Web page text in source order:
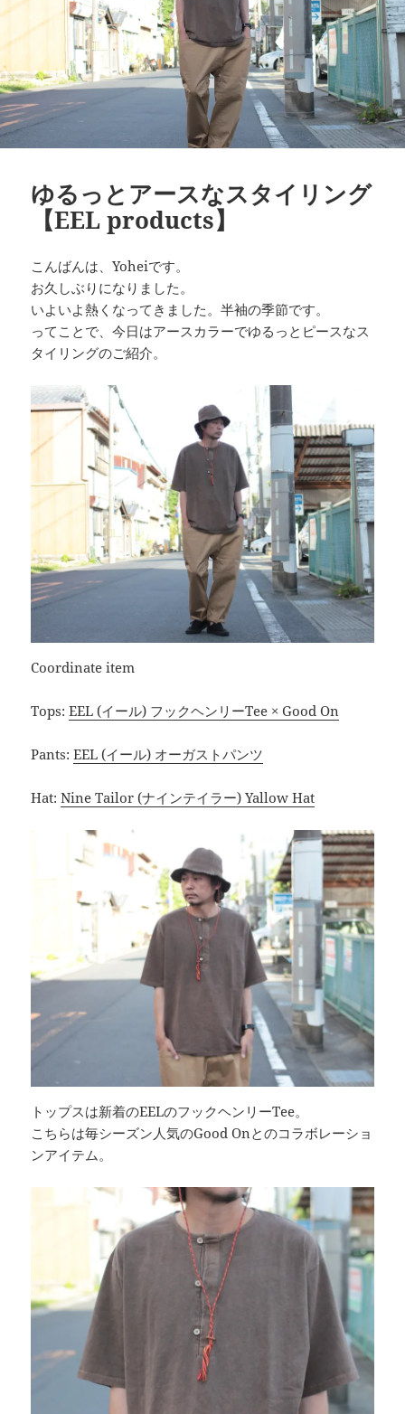
ゆるっとアースなスタイリング
【EEL products】
こんばんは、Yoheiです。
お久しぶりになりました。
いよいよ熱くなってきました。半袖の季節です。
ってことで、今日はアースカラーでゆるっとピースなス
タイリングのご紹介。
Coordinate item
Tops:EEL (イール) フックヘンリーTee × Good On
Pants:EEL (イール) オーガストパンツ
Hat:Nine Tailor (ナインテイラー) Yallow Hat
トップスは新着のEELのフックヘンリーTee。
こちらは毎シーズン人気のGood Onとのコラボレーショ
ンアイテム。